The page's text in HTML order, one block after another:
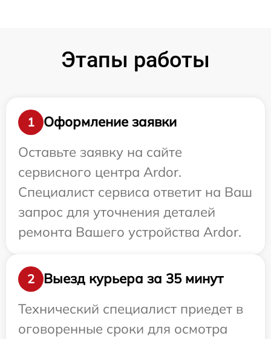
Этапы работы
1
Оформление заявки
Оставьте заявку на сайте
сервисного центра Ardor.
Специалист сервиса ответит на Ваш
запрос для уточнения деталей
ремонта Вашего устройства Ardor.
2
Выезд курьера за 35 минут
Технический специалист приедет в
оговоренные сроки для осмотра